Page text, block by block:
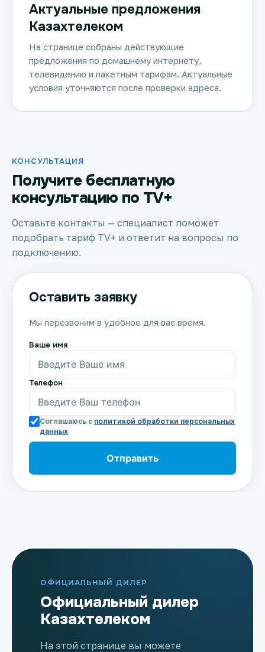
Актуальные предложения
Казахтелеком
На странице собраны действующие
предложения по домашнему интернету,
телевидению и пакетным тарифам. Актуальные
условия уточняются после проверки адреса.
КОНСУЛЬТАЦИЯ
Получите бесплатную
консультацию по TV+
Оставьте контакты — специалист поможет
подобрать тариф TV+ и ответит на вопросы по
подключению.
Оставить заявку
Мы перезвоним в удобное для вас время.
Ваше имя
Телефон
Соглашаюсь с политикой обработки персональных
данных
ОФИЦИАЛЬНЫЙ ДИЛЕР
Официальный дилер
Казахтелеком
На этой странице вы можете